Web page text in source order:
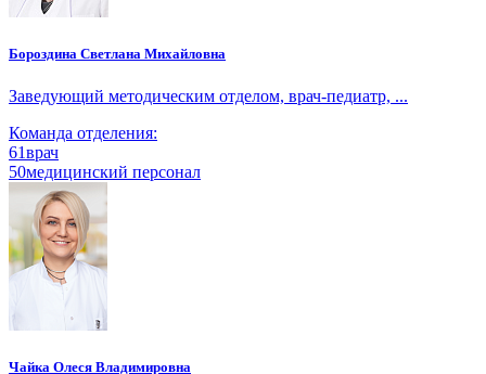
Бороздина Светлана Михайловна
Заведующий методическим отделом, врач-педиатр, ...
Команда отделения:
61врач
50медицинский персонал
Чайка Олеся Владимировна